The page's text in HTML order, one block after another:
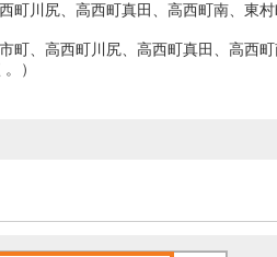
町川尻、高西町真田、高西町南、東
町、高西町川尻、高西町真田、高西
）